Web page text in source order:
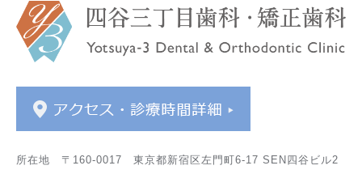
所在地 〒160-0017 東京都新宿区左門町6-17 SEN四谷ビル2